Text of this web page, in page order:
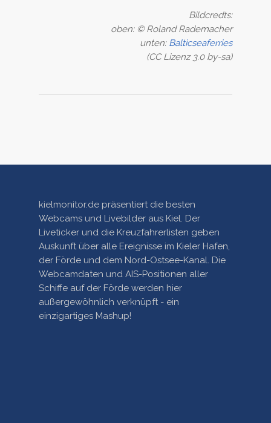
Bildcredts:
oben: © Roland Rademacher
unten: Balticseaferries
(CC Lizenz 3.0 by-sa)
kielmonitor.de präsentiert die besten
Webcams und Livebilder aus Kiel. Der
Liveticker und die Kreuzfahrerlisten geben
Auskunft über alle Ereignisse im Kieler Hafen,
der Förde und dem Nord-Ostsee-Kanal. Die
Webcamdaten und AIS-Positionen aller
Schiffe auf der Förde werden hier
außergewöhnlich verknüpft - ein
einzigartiges Mashup!